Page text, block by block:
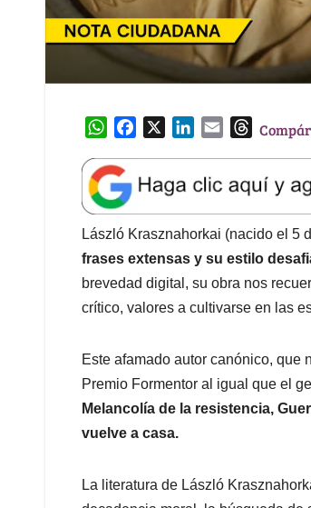
W
a
t
s
A
p
p
e
b
o
o
k
k
e
d
I
n
l
T
e
a
d
s
László Krasznahorkai (nacido el 5
frases extensas y su estilo
brevedad digital, su obra nos
crítico, valores a cultivarse en las
Este afamado autor canónico, que
Premio Formentor al igual que el
Melancolía de la resistencia,
vuelve a casa.
La literatura de László